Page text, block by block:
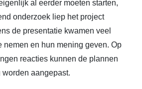
al eerder moeten starten,
onderzoek liep het project
de presentatie kwamen veel
nemen en hun mening geven. Op
reacties kunnen de plannen
aangepast.